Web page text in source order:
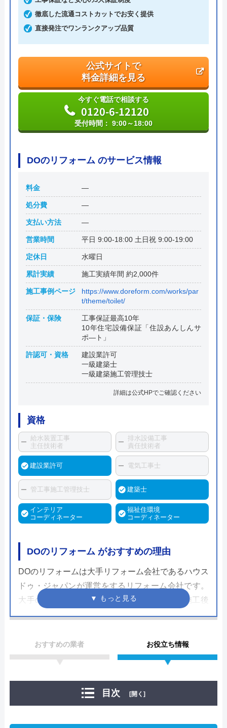
沖縄県那覇市小禄5-13-1
徹底した流通コストカットでお安く提供
直接発注でワンランクアップ品質
公式サイトで
料金詳細を見る
今すぐ電話で相談する
0120-6-12120
受付時間： 9:00～18:00
DOのリフォーム のサービス情報
料金 ―
処分費 ―
支払い方法 ―
営業時間 平日 9:00-18:00 土日祝 9:00-19:00
定休日 水曜日
累計実績 施工実績年間 約2,000件
施工事例ページ
https://www.doreform.com/works/par
t/theme/toilet/
保証・保険
工事保証最高10年
10年住宅設備保証「住設あんしんサ
ポ―ト」
許認可・資格
建設業許可
一級建築士
一級建築施工管理技士
詳細は公式HPでご確認ください
資格
給水装置工事
主任技術者
排水設備工事
責任技術者
建設業許可 電気工事士
管工事施工管理技士 建築士
インテリア
コーディネーター
福祉住環境
コーディネーター
DOのリフォーム がおすすめの理由
DOのリフォームは大手リフォーム会社であるハウス
ドゥ・ジャパンが運営をするリフォーム会社です。
大手の強みを活かした5大保証制度によって施工後
も手厚くサポートをしてくれるのが嬉しく、一生涯
メーカー直接仕入れと専属の職人への発注でコスト
ショールームへの来店をしてみるのがおすすめで
おすすめの業者 お役立ち情報
目次 [開く]